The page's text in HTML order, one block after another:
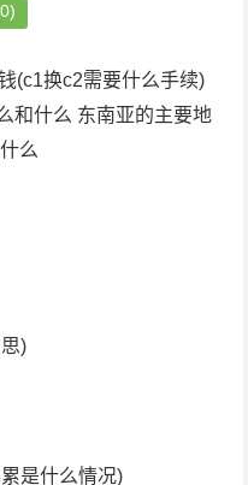
(c1换c2需要什么手续)
和什么 东南亚的主要地
么
)
是什么情况)